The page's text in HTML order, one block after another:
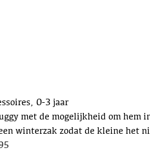
0-3 jaar
met de mogelijkheid om hem
winterzak zodat de kleine het